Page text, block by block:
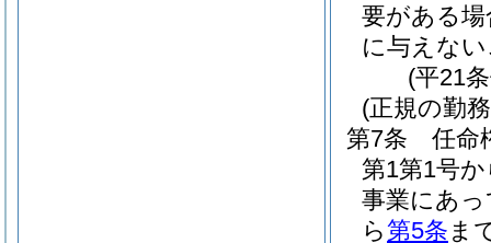
要がある
に与えな
(平21
(正規の勤
第7条
任命
第1第1号
事業にあ
ら第5条 ま